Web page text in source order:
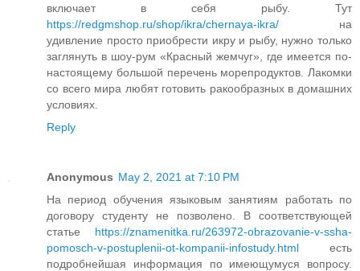
включает в себя рыбу. Тут
https://redgmshop.ru/shop/ikra/chernaya-ikra/ на
удивление просто приобрести икру и рыбу, нужно только
заглянуть в шоу-рум «Красный жемчуг», где имеется по-
настоящему большой перечень морепродуктов. Лакомки
со всего мира любят готовить ракообразных в домашних
условиях.
Reply
Anonymous May 2, 2021 at 7:10 PM
На период обучения языковым занятиям работать по
договору студенту не позволено. В соответствующей
статье https://znamenitka.ru/263972-obrazovanie-v-ssha-
pomosch-v-postuplenii-ot-kompanii-infostudy.html есть
подробнейшая информация по имеющумуся вопросу.